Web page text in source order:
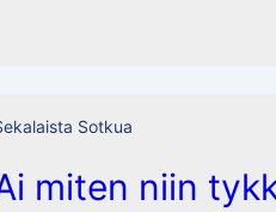
Sotkua
miten niin